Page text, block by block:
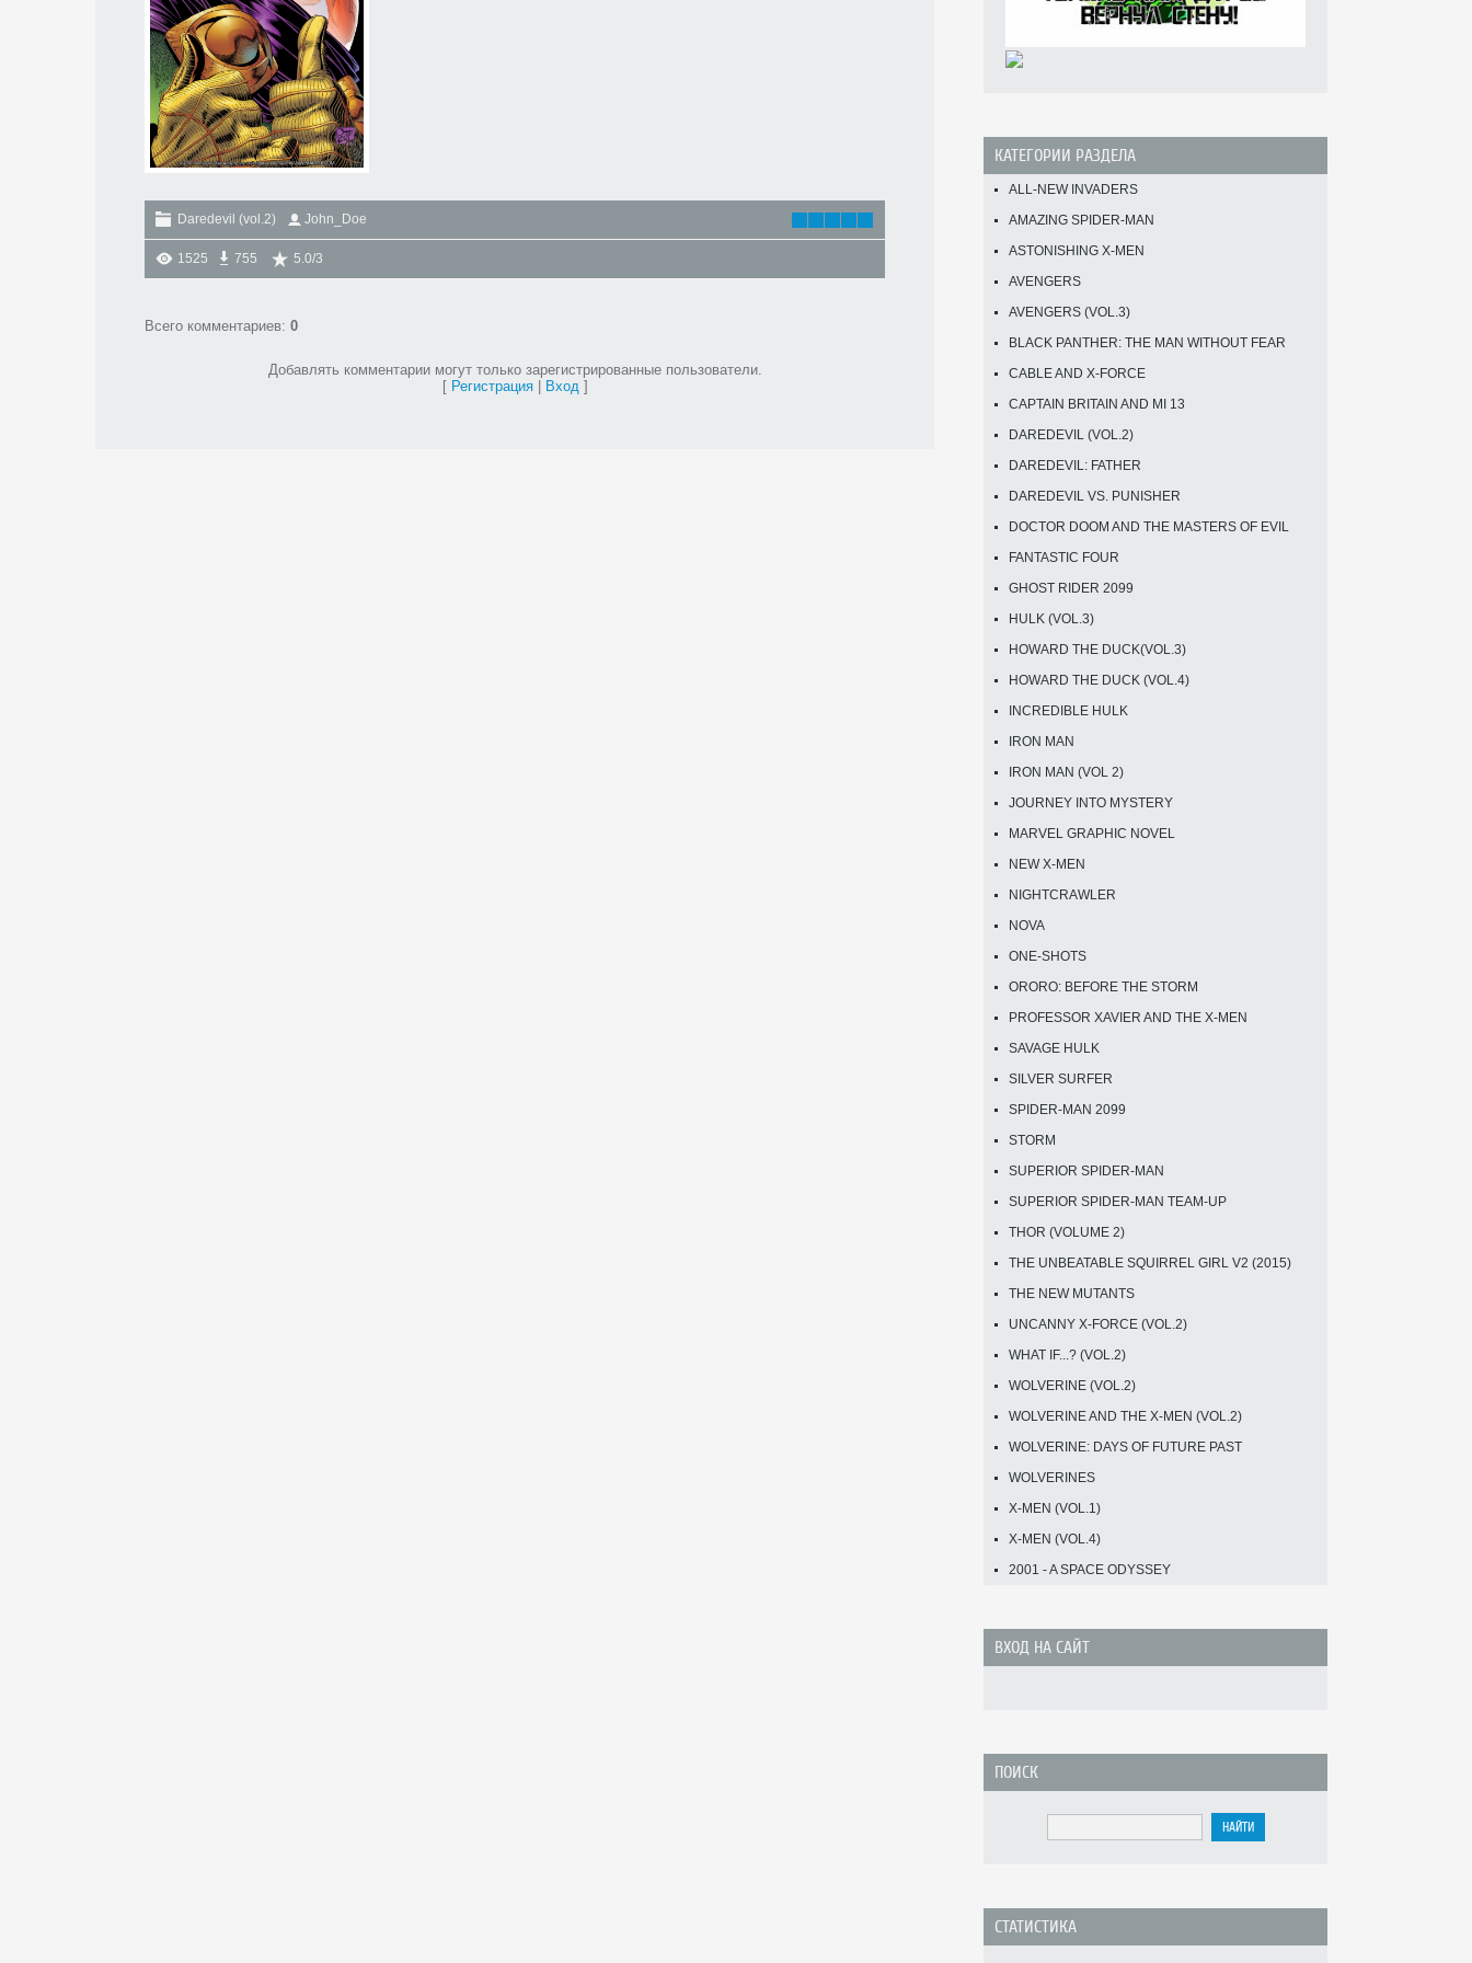
Daredevil (vol.2) John_Doe
1525 755 5.0/3
Всего комментариев: 0
Добавлять комментарии могут только зарегистрированные пользователи.
[ Регистрация| Вход]
КАТЕГОРИИ РАЗДЕЛА
ALL-NEW INVADERS
AMAZING SPIDER-MAN
ASTONISHING X-MEN
AVENGERS
AVENGERS (VOL.3)
BLACK PANTHER: THE MAN WITHOUT FEAR
CABLE AND X-FORCE
CAPTAIN BRITAIN AND MI 13
DAREDEVIL (VOL.2)
DAREDEVIL: FATHER
DAREDEVIL VS. PUNISHER
DOCTOR DOOM AND THE MASTERS OF EVIL
FANTASTIC FOUR
GHOST RIDER 2099
HULK (VOL.3)
HOWARD THE DUCK(VOL.3)
HOWARD THE DUCK (VOL.4)
INCREDIBLE HULK
IRON MAN
IRON MAN (VOL 2)
JOURNEY INTO MYSTERY
MARVEL GRAPHIC NOVEL
NEW X-MEN
NIGHTCRAWLER
NOVA
ONE-SHOTS
ORORO: BEFORE THE STORM
PROFESSOR XAVIER AND THE X-MEN
SAVAGE HULK
SILVER SURFER
SPIDER-MAN 2099
STORM
SUPERIOR SPIDER-MAN
SUPERIOR SPIDER-MAN TEAM-UP
THOR (VOLUME 2)
THE UNBEATABLE SQUIRREL GIRL V2 (2015)
THE NEW MUTANTS
UNCANNY X-FORCE (VOL.2)
WHAT IF...? (VOL.2)
WOLVERINE (VOL.2)
WOLVERINE AND THE X-MEN (VOL.2)
WOLVERINE: DAYS OF FUTURE PAST
WOLVERINES
X-MEN (VOL.1)
X-MEN (VOL.4)
2001 - A SPACE ODYSSEY
ВХОД НА САЙТ
ПОИСК
СТАТИСТИКА